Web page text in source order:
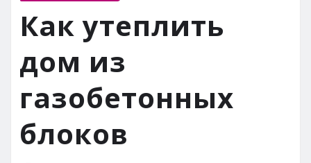
Как утеплить
дом из
газобетонных
блоков